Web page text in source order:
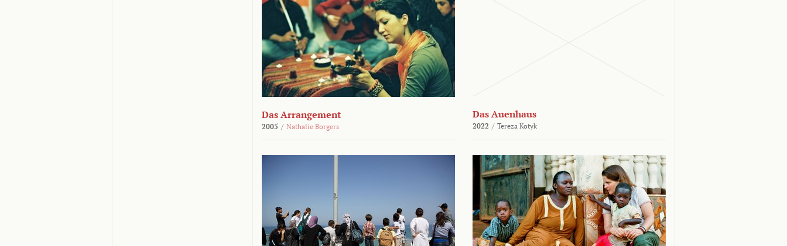
Das Arrangement
2005 / Nathalie Borgers
Das Auenhaus
2022 / Tereza Kotyk